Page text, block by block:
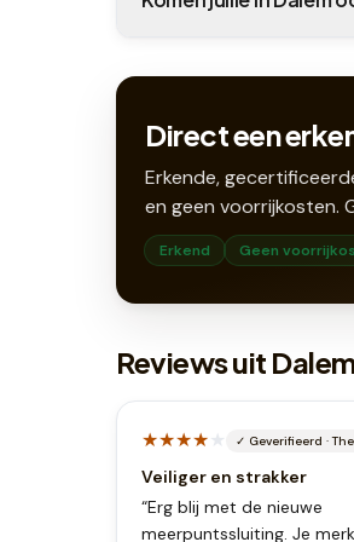
Direct een
Erkende,
en geen voorrijkosten.
Erkend Geen
Reviews uit
★★★★★ ✓ Geverifieerd ·
Veiliger en strakker
“Erg blij met de nieuwe
meerpuntssluiting. Je